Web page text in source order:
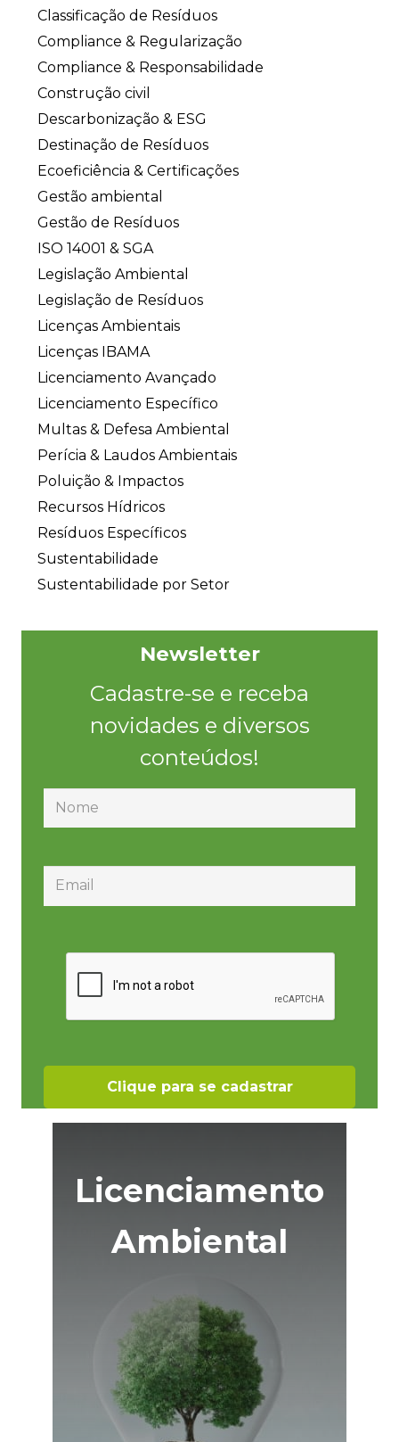
Classificação de Resíduos
Compliance & Regularização
Compliance & Responsabilidade
Construção civil
Descarbonização & ESG
Destinação de Resíduos
Ecoeficiência & Certificações
Gestão ambiental
Gestão de Resíduos
ISO 14001 & SGA
Legislação Ambiental
Legislação de Resíduos
Licenças Ambientais
Licenças IBAMA
Licenciamento Avançado
Licenciamento Específico
Multas & Defesa Ambiental
Perícia & Laudos Ambientais
Poluição & Impactos
Recursos Hídricos
Resíduos Específicos
Sustentabilidade
Sustentabilidade por Setor
Newsletter
Cadastre-se e receba
novidades e diversos
conteúdos!
Licenciamento
Ambiental